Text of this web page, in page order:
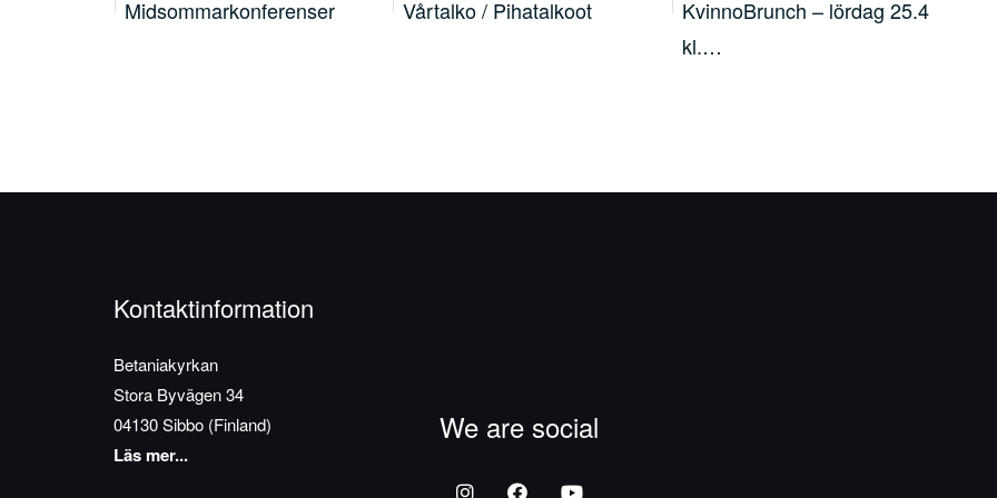
Vårtalko / Pihatalkoot
KvinnoBrunch – lördag 25.4
Royal Rangers startar 12
januari
Kontaktinformation
Betaniakyrkan
Stora Byvägen 34
04130 Sibbo (Finland)
Läs mer...
We are social